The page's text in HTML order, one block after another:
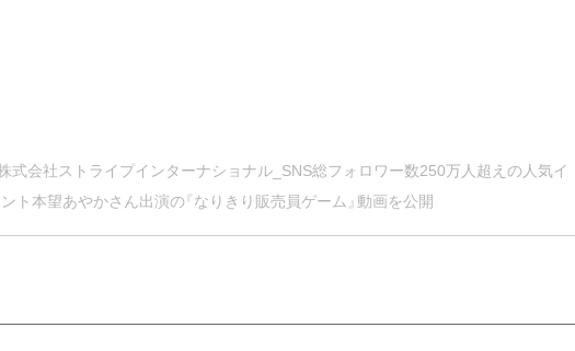
式会社ストライプインターナショナル_SNS総フォロワー数250万人超えの人気イ
ト本望あやかさん出演の『なりきり販売員ゲーム 』動画を公開